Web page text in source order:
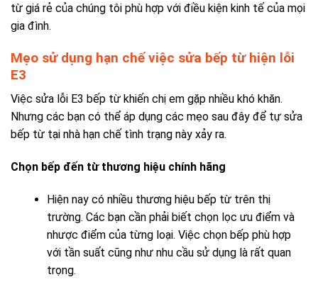
từ giá rẻ của chúng tôi phù hợp với điều kiện kinh tế của mọi
gia đình.
Mẹo sử dụng hạn chế việc sửa bếp từ hiện lỗi
E3
Việc sửa lỗi E3 bếp từ khiến chị em gặp nhiều khó khăn.
Nhưng các bạn có thể áp dụng các mẹo sau đây để tự sửa
bếp từ tại nhà hạn chế tình trạng này xảy ra.
Chọn bếp đến từ thương hiệu chính hãng
Hiện nay có nhiều thương hiệu bếp từ trên thị
trường. Các bạn cần phải biết chọn lọc ưu điểm và
nhược điểm của từng loại. Việc chọn bếp phù hợp
với tần suất cũng như nhu cầu sử dụng là rất quan
trọng.